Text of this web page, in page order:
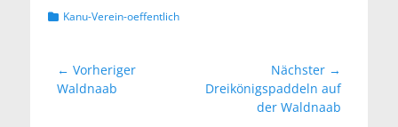
Kategorien
Kanu-Verein-oeffentlich
Beitragsnavigation
← Vorheriger
Vorheriger
Waldnaab
Nächster →
Nächster
Dreikönigspaddeln auf
der Waldnaab